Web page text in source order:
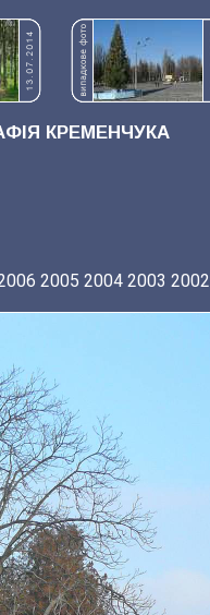
КРЕМЕНЧУКА
2005 2004 2003 2002